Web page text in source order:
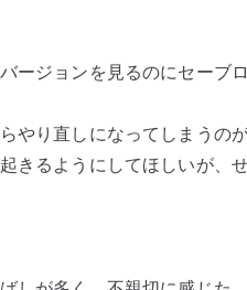
ージョンを見るのにセーブ
やり直しになってしまうの
きるようにしてほしいが、